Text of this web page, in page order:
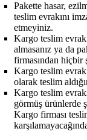
Pakette hasar,
teslim evrakını
etmeyiniz.
Kargo teslim
almasanız ya da
firmasından hiçbir
Kargo teslim
olarak teslim
Kargo teslim
görmüş ürünlerde
Kargo firması